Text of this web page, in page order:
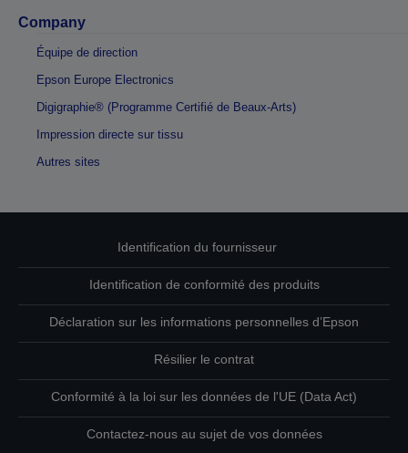
Company
Équipe de direction
Epson Europe Electronics
Digigraphie® (Programme Certifié de Beaux-Arts)
Impression directe sur tissu
Autres sites
Identification du fournisseur
Identification de conformité des produits
Déclaration sur les informations personnelles d’Epson
Résilier le contrat
Conformité à la loi sur les données de l'UE (Data Act)
Contactez-nous au sujet de vos données